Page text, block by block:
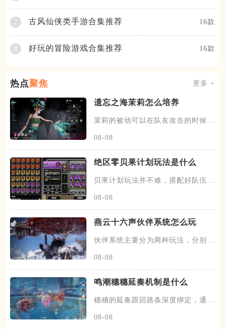
7 古风仙侠类手游合集推荐 16款
8 好玩的冒险游戏合集推荐 16款
热点聚焦 更多 +
遗忘之海茉莉怎么培养
茉莉的被动可以在队友攻击的时候，
08-08
绝区零贝果计划玩法是什么
贝果计划玩法并不难，搭配好队伍和
08-08
燕云十六声伙伴系统怎么玩
伙伴系统主要分为两种玩法，分别是
08-08
鸣潮穗穗延奏机制是什么
穗穗的延奏跟回路条深度绑定，通过
08-08